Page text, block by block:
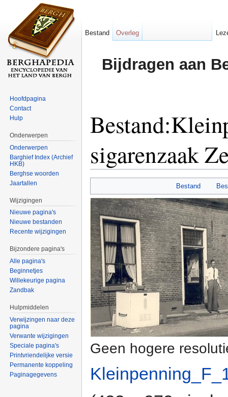
Bijdragen aan
sigarenzaak
Bestand
Geen hogere
Bestand Overleg
Hoofdpagina
Contact
Hulp
Onderwerpen
Onderwerpen
Barghief Index (Archief
HKB)
Berghse woorden
Jaartallen
Wijzigingen
Nieuwe pagina's
Nieuwe bestanden
Recente wijzigingen
Bijzondere pagina's
Alle pagina's
Beginnetjes
Willekeurige pagina
Zandbak
Hulpmiddelen
Verwijzingen naar deze
pagina
Verwante wijzigingen
Speciale pagina's
Printvriendelijke versie
Permanente koppeling
Paginagegevens